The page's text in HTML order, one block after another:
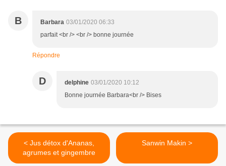
B Barbara 03/01/2020 06:33
parfait <br /> <br /> bonne journée
Répondre
D delphine 03/01/2020 10:12
Bonne journée Barbara<br /> Bises
< Jus détox d'Ananas,
agrumes et gingembre
Sanwin Makin >